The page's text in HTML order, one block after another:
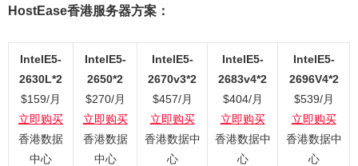
HostEase香港服务器方案：
IntelE5-
2630L*2
$159/月
立即购买
香港数据
中心
IntelE5-
2650*2
$270/月
立即购买
香港数据
中心
IntelE5-
2670v3*2
$457/月
立即购买
香港数据中
心
IntelE5-
2683v4*2
$404/月
立即购买
香港数据中
心
IntelE5-
2696V4*2
$539/月
立即购买
香港数据中
心